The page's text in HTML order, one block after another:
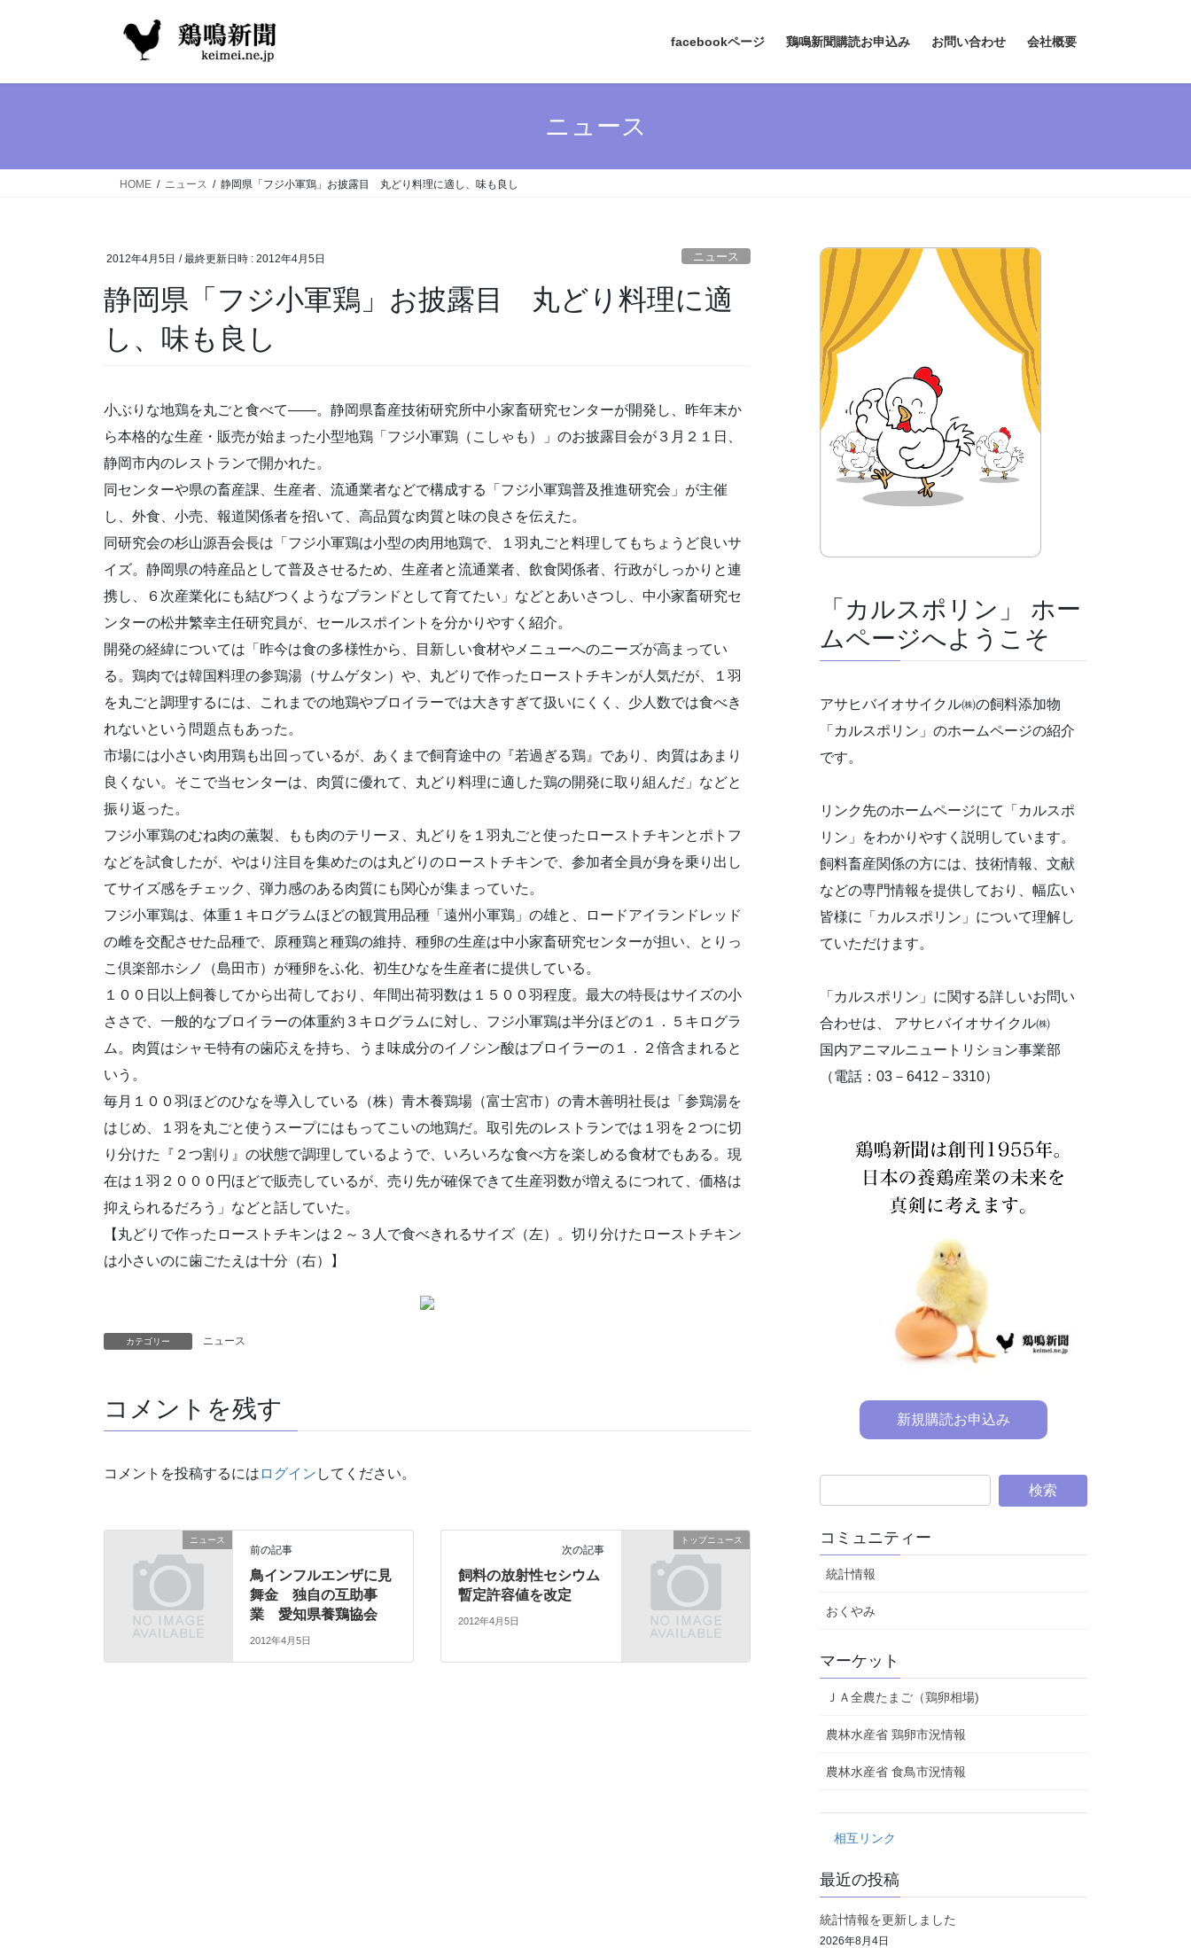
facebookページ 鶏鳴新聞購読お申込み お問い合わせ 会社概要
ニュース
HOME ニュース 静岡県「フジ小軍鶏」お披露目 丸どり料理に適し、味も良し
2012年4月5日 / 最終更新日時 : 2012年4月5日 ニュース
静岡県「フジ小軍鶏」お披露目 丸どり料理に適
し、味も良し
小ぶりな地鶏を丸ごと食べて――。静岡県畜産技術研究所中小家畜研究センターが開発し、昨年末か
ら本格的な生産・販売が始まった小型地鶏「フジ小軍鶏（こしゃも）」のお披露目会が３月２１日、
静岡市内のレストランで開かれた。
同センターや県の畜産課、生産者、流通業者などで構成する「フジ小軍鶏普及推進研究会」が主催
し、外食、小売、報道関係者を招いて、高品質な肉質と味の良さを伝えた。
同研究会の杉山源吾会長は「フジ小軍鶏は小型の肉用地鶏で、１羽丸ごと料理してもちょうど良いサ
イズ。静岡県の特産品として普及させるため、生産者と流通業者、飲食関係者、行政がしっかりと連
携し、６次産業化にも結びつくようなブランドとして育てたい」などとあいさつし、中小家畜研究セ
ンターの松井繁幸主任研究員が、セールスポイントを分かりやすく紹介。
開発の経緯については「昨今は食の多様性から、目新しい食材やメニューへのニーズが高まってい
る。鶏肉では韓国料理の参鶏湯（サムゲタン）や、丸どりで作ったローストチキンが人気だが、１羽
を丸ごと調理するには、これまでの地鶏やブロイラーでは大きすぎて扱いにくく、少人数では食べき
れないという問題点もあった。
市場には小さい肉用鶏も出回っているが、あくまで飼育途中の『若過ぎる鶏』であり、肉質はあまり
良くない。そこで当センターは、肉質に優れて、丸どり料理に適した鶏の開発に取り組んだ」などと
振り返った。
フジ小軍鶏のむね肉の薫製、もも肉のテリーヌ、丸どりを１羽丸ごと使ったローストチキンとポトフ
などを試食したが、やはり注目を集めたのは丸どりのローストチキンで、参加者全員が身を乗り出し
てサイズ感をチェック、弾力感のある肉質にも関心が集まっていた。
フジ小軍鶏は、体重１キログラムほどの観賞用品種「遠州小軍鶏」の雄と、ロードアイランドレッド
の雌を交配させた品種で、原種鶏と種鶏の維持、種卵の生産は中小家畜研究センターが担い、とりっ
こ倶楽部ホシノ（島田市）が種卵をふ化、初生ひなを生産者に提供している。
１００日以上飼養してから出荷しており、年間出荷羽数は１５００羽程度。最大の特長はサイズの小
ささで、一般的なブロイラーの体重約３キログラムに対し、フジ小軍鶏は半分ほどの１．５キログラ
ム。肉質はシャモ特有の歯応えを持ち、うま味成分のイノシン酸はブロイラーの１．２倍含まれると
いう。
毎月１００羽ほどのひなを導入している（株）青木養鶏場（富士宮市）の青木善明社長は「参鶏湯を
はじめ、１羽を丸ごと使うスープにはもってこいの地鶏だ。取引先のレストランでは１羽を２つに切
り分けた『２つ割り』の状態で調理しているようで、いろいろな食べ方を楽しめる食材でもある。現
在は１羽２０００円ほどで販売しているが、売り先が確保できて生産羽数が増えるにつれて、価格は
抑えられるだろう」などと話していた。
【丸どりで作ったローストチキンは２～３人で食べきれるサイズ（左）。切り分けたローストチキン
は小さいのに歯ごたえは十分（右）】
カテゴリー ニュース
コメントを残す
コメントを投稿するには ログイン してください。
ニュース
前の記事
鳥インフルエンザに見
舞金 独自の互助事
業 愛知県養鶏協会
2012年4月5日
トップニュース
次の記事
飼料の放射性セシウム
暫定許容値を改定
2012年4月5日
「カルスポリン」 ホー
ムページへようこそ
アサヒバイオサイクル㈱の飼料添加物
「カルスポリン」のホームページの紹介
です。
リンク先のホームページにて「カルスポ
リン」をわかりやすく説明しています。
飼料畜産関係の方には、技術情報、文献
などの専門情報を提供しており、幅広い
皆様に「カルスポリン」について理解し
ていただけます。
「カルスポリン」に関する詳しいお問い
合わせは、 アサヒバイオサイクル㈱
国内アニマルニュートリション事業部
（電話：03－6412－3310）
新規購読お申込み
コミュニティー
統計情報
おくやみ
マーケット
ＪＡ全農たまご（鶏卵相場)
農林水産省 鶏卵市況情報
農林水産省 食鳥市況情報
相互リンク
最近の投稿
統計情報を更新しました
2026年8月4日